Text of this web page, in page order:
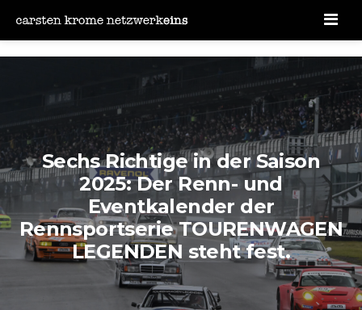
Sechs Richtige in der Saison
2025: Der Renn- und
Eventkalender der
Rennsportserie TOURENWAGEN
LEGENDEN steht fest.